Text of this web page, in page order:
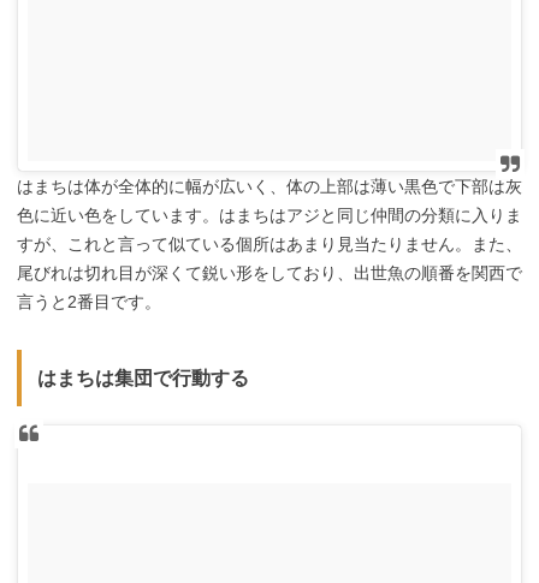
はまちは体が全体的に幅が広いく、体の上部は薄い黒色で下部は灰
色に近い色をしています。はまちはアジと同じ仲間の分類に入りま
すが、これと言って似ている個所はあまり見当たりません。また、
尾びれは切れ目が深くて鋭い形をしており、出世魚の順番を関西で
言うと2番目です。
はまちは集団で行動する